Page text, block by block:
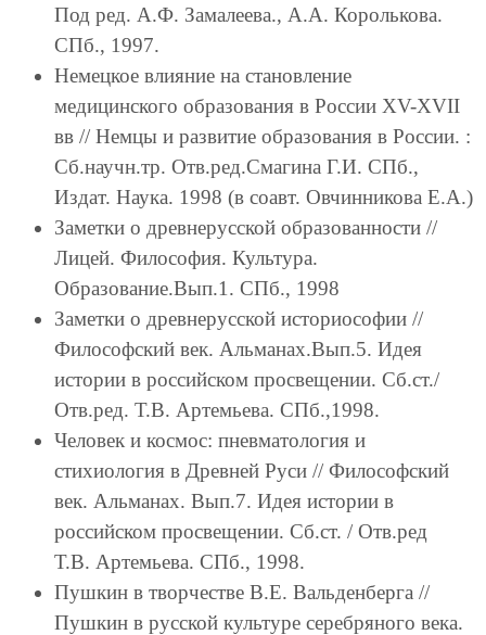
Под ред. А.Ф. Замалеева., А.А. Королькова.
СПб., 1997.
Немецкое влияние на становление
медицинского образования в России ХV-ХVII
вв // Немцы и развитие образования в России. :
Сб.научн.тр. Отв.ред.Смагина Г.И. СПб.,
Издат. Наука. 1998 (в соавт. Овчинникова Е.А.)
Заметки о древнерусской образованности //
Лицей. Философия. Культура.
Образование.Вып.1. СПб., 1998
Заметки о древнерусской историософии //
Философский век. Альманах.Вып.5. Идея
истории в российском просвещении. Сб.ст./
Отв.ред. Т.В. Артемьева. СПб.,1998.
Человек и космос: пневматология и
стихиология в Древней Руси // Философский
век. Альманах. Вып.7. Идея истории в
российском просвещении. Сб.ст. / Отв.ред
Т.В. Артемьева. СПб., 1998.
Пушкин в творчестве В.Е. Вальденберга //
Пушкин в русской культуре серебряного века.